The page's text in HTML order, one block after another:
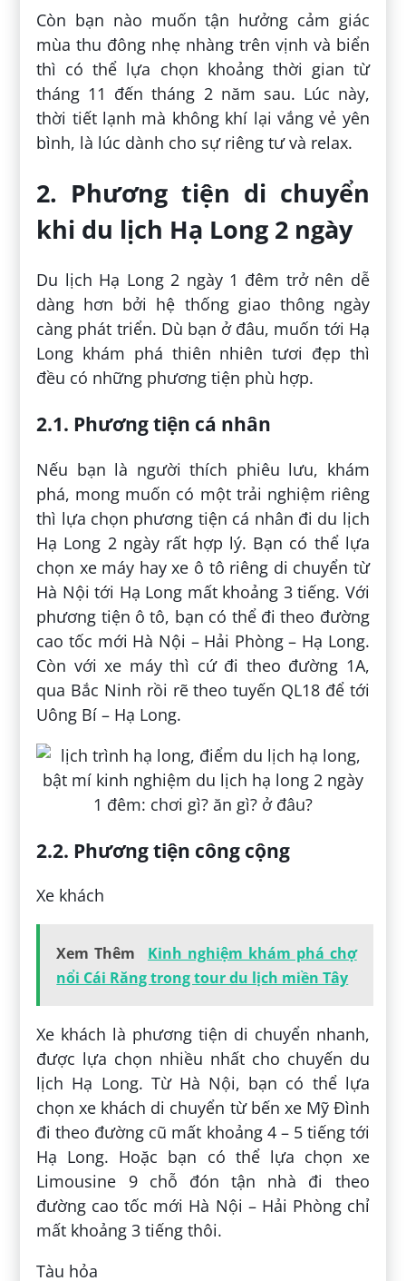
Còn bạn nào muốn tận hưởng cảm giác
mùa thu đông nhẹ nhàng trên vịnh và biển
thì có thể lựa chọn khoảng thời gian từ
tháng 11 đến tháng 2 năm sau. Lúc này,
thời tiết lạnh mà không khí lại vắng vẻ yên
bình, là lúc dành cho sự riêng tư và relax.
2. Phương tiện di chuyển
khi du lịch Hạ Long 2 ngày
Du lịch Hạ Long 2 ngày 1 đêm trở nên dễ
dàng hơn bởi hệ thống giao thông ngày
càng phát triển. Dù bạn ở đâu, muốn tới Hạ
Long khám phá thiên nhiên tươi đẹp thì
đều có những phương tiện phù hợp.
2.1. Phương tiện cá nhân
Nếu bạn là người thích phiêu lưu, khám
phá, mong muốn có một trải nghiệm riêng
thì lựa chọn phương tiện cá nhân đi du lịch
Hạ Long 2 ngày rất hợp lý. Bạn có thể lựa
chọn xe máy hay xe ô tô riêng di chuyển từ
Hà Nội tới Hạ Long mất khoảng 3 tiếng. Với
phương tiện ô tô, bạn có thể đi theo đường
cao tốc mới Hà Nội – Hải Phòng – Hạ Long.
Còn với xe máy thì cứ đi theo đường 1A,
qua Bắc Ninh rồi rẽ theo tuyến QL18 để tới
Uông Bí – Hạ Long.
2.2. Phương tiện công cộng
Xe khách
Xem Thêm
Kinh nghiệm khám phá chợ
nổi Cái Răng trong tour du lịch miền Tây
Xe khách là phương tiện di chuyển nhanh,
được lựa chọn nhiều nhất cho chuyến du
lịch Hạ Long. Từ Hà Nội, bạn có thể lựa
chọn xe khách di chuyển từ bến xe Mỹ Đình
đi theo đường cũ mất khoảng 4 – 5 tiếng tới
Hạ Long. Hoặc bạn có thể lựa chọn xe
Limousine 9 chỗ đón tận nhà đi theo
đường cao tốc mới Hà Nội – Hải Phòng chỉ
mất khoảng 3 tiếng thôi.
Tàu hỏa